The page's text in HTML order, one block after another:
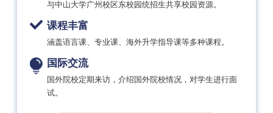
与中山大学广州校区东校园统招生共享校园资源。
课程丰富
涵盖语言课、专业课、海外升学指导课等多种课程。
国际交流
国外院校定期来访，介绍国外院校情况，对学生进行面
试。